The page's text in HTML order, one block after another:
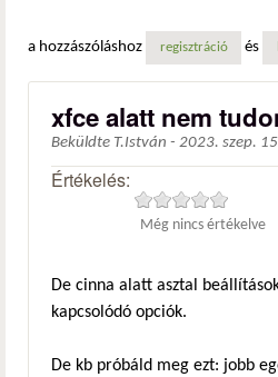
a hozzászóláshoz regisztráció és
xfce alatt nem
Beküldte T.István - 2023. szep.
Értékelés:
Még nincs értékelve
De cinna alatt asztal
kapcsolódó opciók.
De kb próbáld meg ezt: jobb